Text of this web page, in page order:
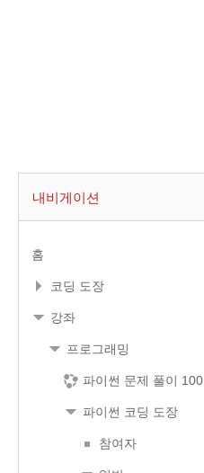
내비게이션
홈
코딩 도장
강좌
프로그래밍
파이썬 문제 풀이 100
파이썬 코딩 도장
참여자